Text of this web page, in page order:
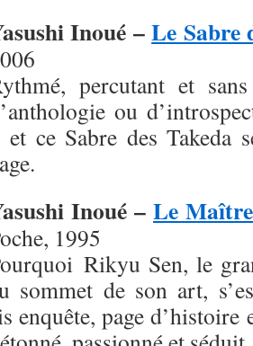
Inoué –Le Sabre
percutant et
ou
ce Sabre des Takeda
Inoué – Le
1995
Rikyu Sen, le
sommet de son art,
enquête, page